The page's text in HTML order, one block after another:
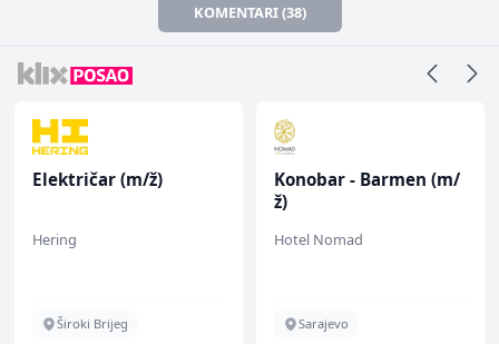
KOMENTARI (38)
Električar (m/ž)
Hering
Široki Brijeg
Konobar - Barmen (m/
ž)
Hotel Nomad
Sarajevo